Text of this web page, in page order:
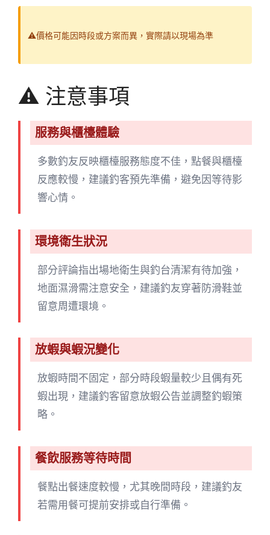
⚠️價格可能因時段或方案而異，實際請以現場為準
⚠️ 注意事項
服務與櫃檯體驗
多數釣友反映櫃檯服務態度不佳，點餐與櫃檯
反應較慢，建議釣客預先準備，避免因等待影
響心情。
環境衛生狀況
部分評論指出場地衛生與釣台清潔有待加強，
地面濕滑需注意安全，建議釣友穿著防滑鞋並
留意周遭環境。
放蝦與蝦況變化
放蝦時間不固定，部分時段蝦量較少且偶有死
蝦出現，建議釣客留意放蝦公告並調整釣蝦策
略。
餐飲服務等待時間
餐點出餐速度較慢，尤其晚間時段，建議釣友
若需用餐可提前安排或自行準備。